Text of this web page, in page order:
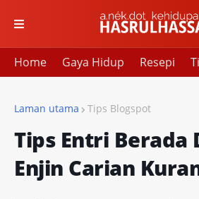
Home Gaya Hidup Resepi
Laman utama Tips Blogspot
Tips Entri Berada
Enjin Carian